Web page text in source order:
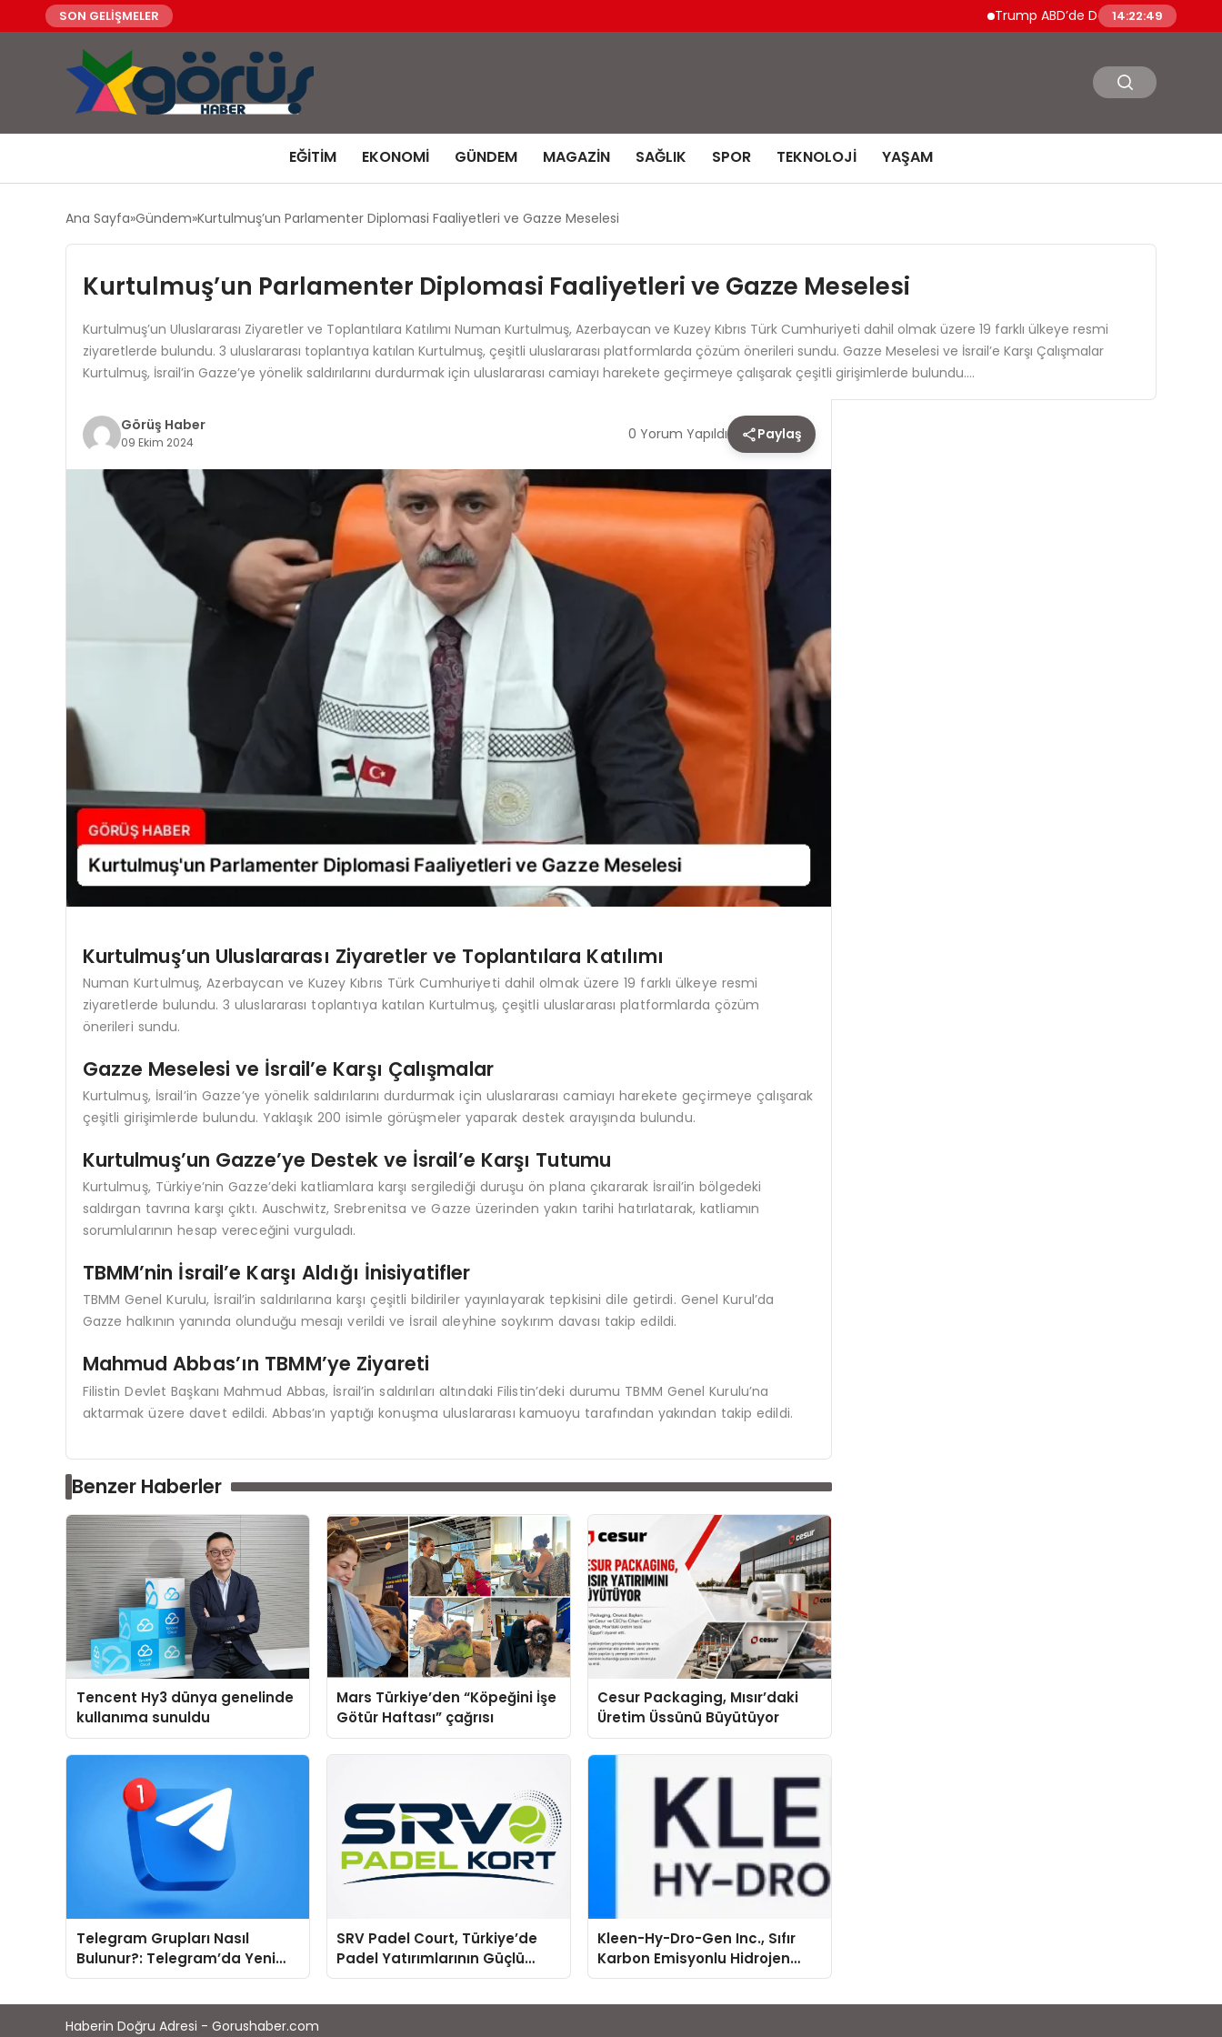
SON GELİŞMELER Trump ABD’de Doğumla Vatandaşlık
14:22:50
EĞITIM EKONOMI GÜNDEM MAGAZIN SAĞLIK SPOR TEKNOLOJI YAŞAM
Ana Sayfa Gündem Kurtulmuş’un Parlamenter Diplomasi Faaliyetleri ve Gazze Meselesi
Kurtulmuş’un Parlamenter Diplomasi Faaliyetleri ve Gazze Meselesi
Kurtulmuş’un Uluslararası Ziyaretler ve Toplantılara Katılımı Numan Kurtulmuş, Azerbaycan ve Kuzey Kıbrıs Türk Cumhuriyeti dahil olmak üzere 19 farklı ülkeye resmi
ziyaretlerde bulundu. 3 uluslararası toplantıya katılan Kurtulmuş, çeşitli uluslararası platformlarda çözüm önerileri sundu. Gazze Meselesi ve İsrail’e Karşı Çalışmalar
Kurtulmuş, İsrail’in Gazze’ye yönelik saldırılarını durdurmak için uluslararası camiayı harekete geçirmeye çalışarak çeşitli girişimlerde bulundu….
Görüş Haber
09 Ekim 2024 0 Yorum Yapıldı Paylaş
Kurtulmuş’un Uluslararası Ziyaretler ve Toplantılara Katılımı
Numan Kurtulmuş, Azerbaycan ve Kuzey Kıbrıs Türk Cumhuriyeti dahil olmak üzere 19 farklı ülkeye resmi
ziyaretlerde bulundu. 3 uluslararası toplantıya katılan Kurtulmuş, çeşitli uluslararası platformlarda çözüm
önerileri sundu.
Gazze Meselesi ve İsrail’e Karşı Çalışmalar
Kurtulmuş, İsrail’in Gazze’ye yönelik saldırılarını durdurmak için uluslararası camiayı harekete geçirmeye çalışarak
çeşitli girişimlerde bulundu. Yaklaşık 200 isimle görüşmeler yaparak destek arayışında bulundu.
Kurtulmuş’un Gazze’ye Destek ve İsrail’e Karşı Tutumu
Kurtulmuş, Türkiye’nin Gazze’deki katliamlara karşı sergilediği duruşu ön plana çıkararak İsrail’in bölgedeki
saldırgan tavrına karşı çıktı. Auschwitz, Srebrenitsa ve Gazze üzerinden yakın tarihi hatırlatarak, katliamın
sorumlularının hesap vereceğini vurguladı.
TBMM’nin İsrail’e Karşı Aldığı İnisiyatifler
TBMM Genel Kurulu, İsrail’in saldırılarına karşı çeşitli bildiriler yayınlayarak tepkisini dile getirdi. Genel Kurul’da
Gazze halkının yanında olunduğu mesajı verildi ve İsrail aleyhine soykırım davası takip edildi.
Mahmud Abbas’ın TBMM’ye Ziyareti
Filistin Devlet Başkanı Mahmud Abbas, İsrail’in saldırıları altındaki Filistin’deki durumu TBMM Genel Kurulu’na
aktarmak üzere davet edildi. Abbas’ın yaptığı konuşma uluslararası kamuoyu tarafından yakından takip edildi.
Benzer Haberler
Tencent Hy3 dünya genelinde
kullanıma sunuldu
Mars Türkiye’den “Köpeğini İşe
Götür Haftası” çağrısı
Cesur Packaging, Mısır’daki
Üretim Üssünü Büyütüyor
Telegram Grupları Nasıl
Bulunur?: Telegram’da Yeni
İnsanlarla Tanışmanın
SRV Padel Court, Türkiye’de
Padel Yatırımlarının Güçlü
Markası Olmayı Sürdürüyor
Kleen-Hy-Dro-Gen Inc., Sıfır
Karbon Emisyonlu Hidrojen
Isıtma Teknolojisinde ISO ve
Haberin Doğru Adresi - Gorushaber.com